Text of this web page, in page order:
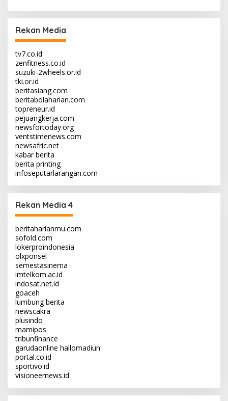
Rekan Media
tv7.co.id
zenfitness.co.id
suzuki-2wheels.or.id
tki.or.id
beritasiang.com
beritabolaharian.com
topreneur.id
pejuangkerja.com
newsfortoday.org
ventstimenews.com
newsafric.net
kabar berita
berita printing
infoseputarlarangan.com
Rekan Media 4
beritaharianmu.com
sofold.com
lokerproindonesia
olxponsel
semestasinema
imtelkom.ac.id
indosat.net.id
goaceh
lumbung berita
newscakra
plusindo
mamipos
tribunfinance
garudaonline hallomadiun
portal.co.id
sportivo.id
visioneernews.id